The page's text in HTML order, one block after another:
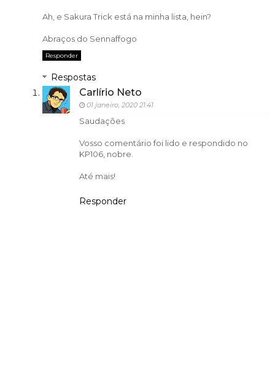
Ah, e Sakura Trick está na minha lista, hein?
Abraços do Sennaffogo
Responder
Respostas
Carlírio Neto
01 janeiro, 2020 21:41
Saudações
Vosso comentário foi lido e respondido no
KP106, nobre.
Até mais!
Responder